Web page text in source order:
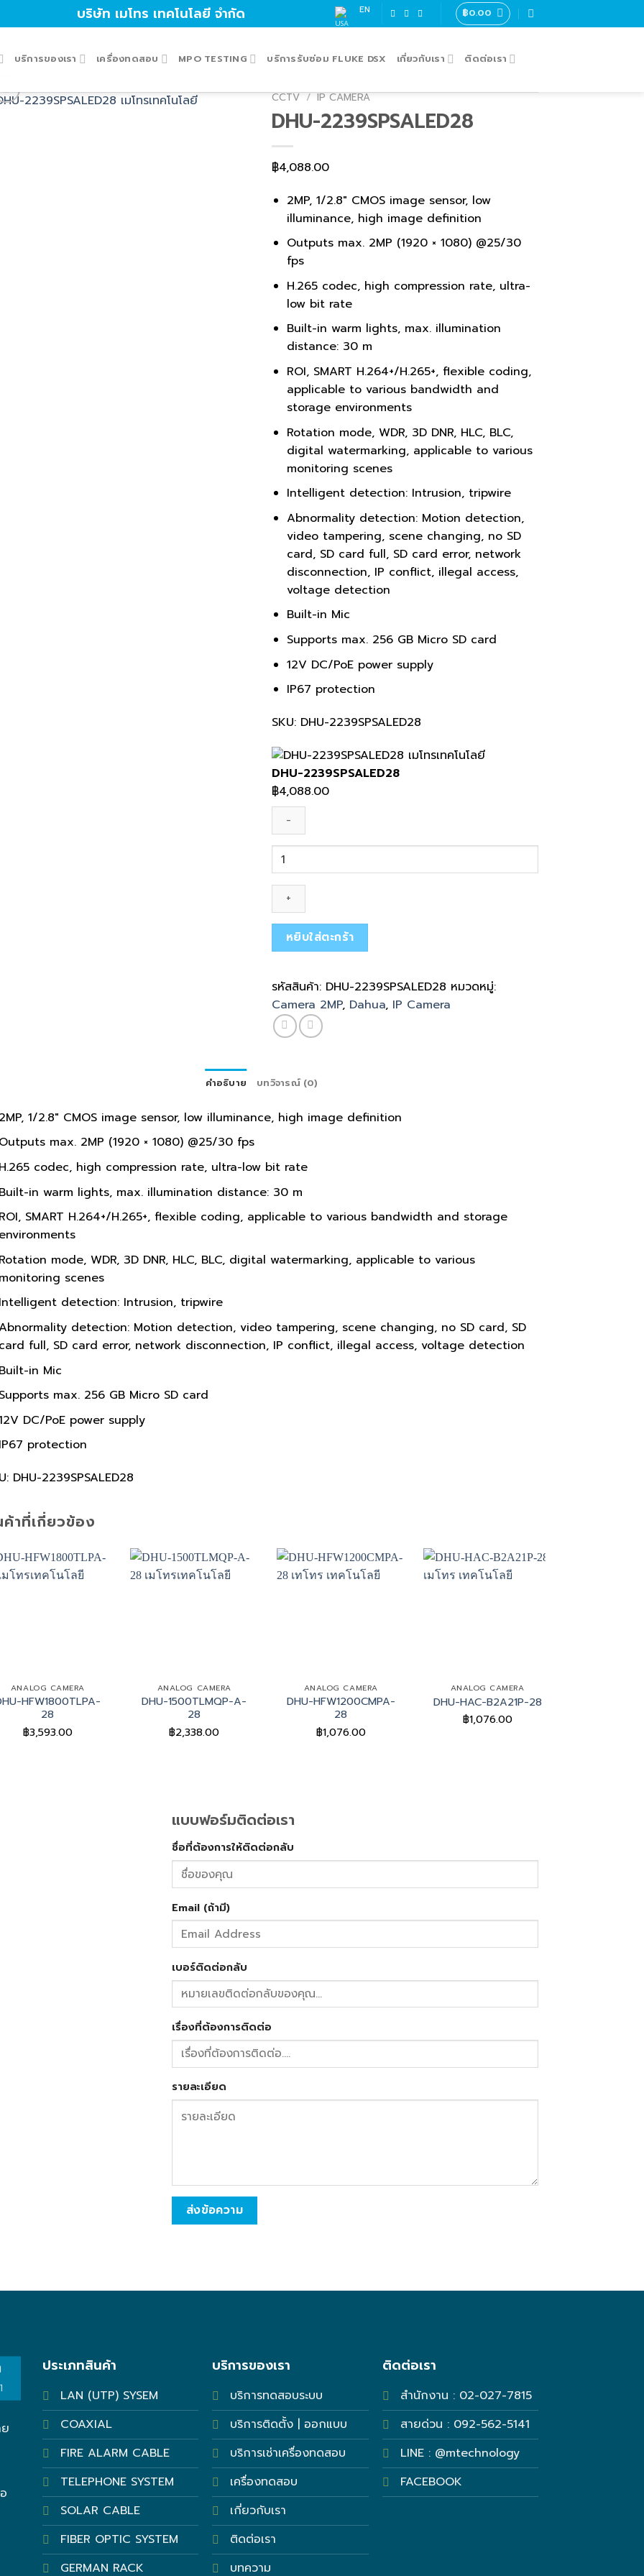
บริษัท เมโทร เทคโนโลยี จำกัด EN ฿0.00
บริการของเรา เครื่องทดสอบ MPO TESTING บริการรับซ่อม FLUKE DSX เกี่ยวกับเรา ติดต่อเรา
CCTV / IP CAMERA
DHU-2239SPSALED28
฿4,088.00
2MP, 1/2.8″ CMOS image sensor, low
illuminance, high image definition
Outputs max. 2MP (1920 × 1080) @25/30
fps
H.265 codec, high compression rate, ultra-
low bit rate
Built-in warm lights, max. illumination
distance: 30 m
ROI, SMART H.264+/H.265+, flexible coding,
applicable to various bandwidth and
storage environments
Rotation mode, WDR, 3D DNR, HLC, BLC,
digital watermarking, applicable to various
monitoring scenes
Intelligent detection: Intrusion, tripwire
Abnormality detection: Motion detection,
video tampering, scene changing, no SD
card, SD card full, SD card error, network
disconnection, IP conflict, illegal access,
voltage detection
Built-in Mic
Supports max. 256 GB Micro SD card
12V DC/PoE power supply
IP67 protection
SKU: DHU-2239SPSALED28
DHU-2239SPSALED28
฿4,088.00
จำนวน
DHU-
2239SPSALED28
หยิบใส่ตะกร้า
รหัสสินค้า: DHU-2239SPSALED28 หมวดหมู่:
Camera 2MP, Dahua, IP Camera
คำอธิบาย บทวิจารณ์ (0)
1/2.8″ CMOS image sensor, low illuminance, high image definition
max. 2MP (1920 × 1080) @25/30 fps
codec, high compression rate, ultra-low bit rate
in warm lights, max. illumination distance: 30 m
SMART H.264+/H.265+, flexible coding, applicable to various bandwidth and storage
mode, WDR, 3D DNR, HLC, BLC, digital watermarking, applicable to various
scenes
detection: Intrusion, tripwire
detection: Motion detection, video tampering, scene changing, no SD card, SD
full, SD card error, network disconnection, IP conflict, illegal access, voltage detection
in Mic
max. 256 GB Micro SD card
DC/PoE power supply
protection
DHU-2239SPSALED28
าที่เกี่ยวข้อง
ANALOG CAMERA
HFW1800TLPA-
28
฿3,593.00
ANALOG CAMERA
DHU-1500TLMQP-A-
28
฿2,338.00
ANALOG CAMERA
DHU-HFW1200CMPA-
28
฿1,076.00
ANALOG CAMERA
DHU-HAC-B2A21P-28
฿1,076.00
แบบฟอร์มติดต่อเรา
ชื่อที่ต้องการให้ติดต่อกลับ
Email (ถ้ามี)
เบอร์ติดต่อกลับ
เรื่องที่ต้องการติดต่อ
รายละเอียด
ส่งข้อความ
ประเภทสินค้า
LAN (UTP) SYSEM
COAXIAL
FIRE ALARM CABLE
TELEPHONE SYSTEM
SOLAR CABLE
FIBER OPTIC SYSTEM
GERMAN RACK
บริการของเรา
บริการทดสอบระบบ
บริการติดตั้ง | ออกแบบ
บริการเช่าเครื่องทดสอบ
เครื่องทดสอบ
เกี่ยวกับเรา
ติดต่อเรา
บทความ
ติดต่อเรา
สำนักงาน : 02-027-7815
สายด่วน : 092-562-5141
LINE : @mtechnology
FACEBOOK